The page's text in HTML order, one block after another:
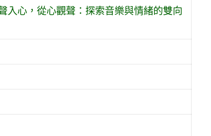
入心，從心觀聲：探索音樂與情緒的雙向